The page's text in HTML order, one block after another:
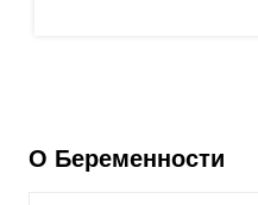
О Беременности